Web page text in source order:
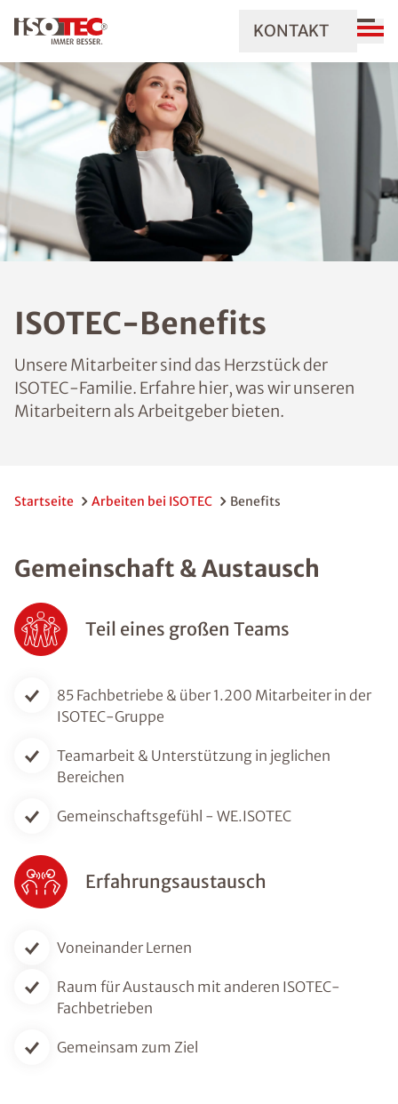
KONTAKT
ISOTEC-Benefits
Unsere Mitarbeiter sind das Herzstück der
ISOTEC-Familie. Erfahre hier, was wir unseren
Mitarbeitern als Arbeitgeber bieten.
Startseite Arbeiten bei ISOTEC Benefits
Gemeinschaft & Austausch
Teil eines großen Teams
85 Fachbetriebe & über 1.200 Mitarbeiter in der
ISOTEC-Gruppe
Teamarbeit & Unterstützung in jeglichen
Bereichen
Gemeinschaftsgefühl - WE.ISOTEC
Erfahrungsaustausch
Voneinander Lernen
Raum für Austausch mit anderen ISOTEC-
Fachbetrieben
Gemeinsam zum Ziel